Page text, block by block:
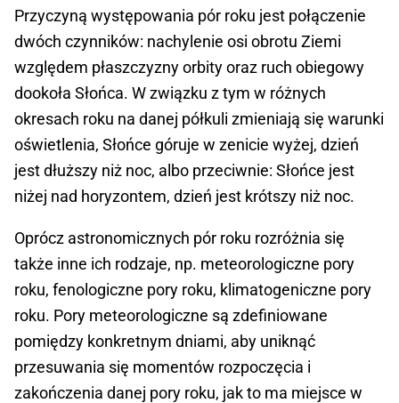
Przyczyną występowania pór roku jest połączenie
dwóch czynników: nachylenie osi obrotu Ziemi
względem płaszczyzny orbity oraz ruch obiegowy
dookoła Słońca. W związku z tym w różnych
okresach roku na danej półkuli zmieniają się warunki
oświetlenia, Słońce góruje w zenicie wyżej, dzień
jest dłuższy niż noc, albo przeciwnie: Słońce jest
niżej nad horyzontem, dzień jest krótszy niż noc.
Oprócz astronomicznych pór roku rozróżnia się
także inne ich rodzaje, np. meteorologiczne pory
roku, fenologiczne pory roku, klimatogeniczne pory
roku. Pory meteorologiczne są zdefiniowane
pomiędzy konkretnym dniami, aby uniknąć
przesuwania się momentów rozpoczęcia i
zakończenia danej pory roku, jak to ma miejsce w